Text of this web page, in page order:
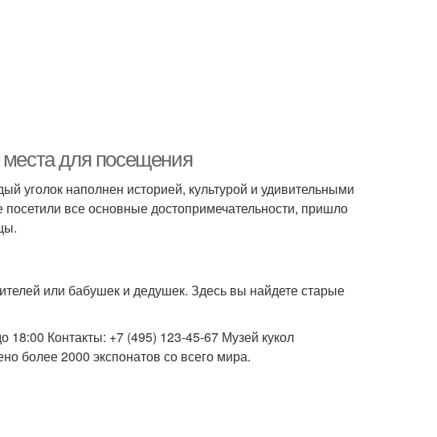
для посещения
уголок наполнен историей, культурой и удивительными
все основные достопримечательности, пришло
или бабушек и дедушек. Здесь вы найдете старые
Контакты: +7 (495) 123-45-67 Музей кукол
более 2000 экспонатов со всего мира.